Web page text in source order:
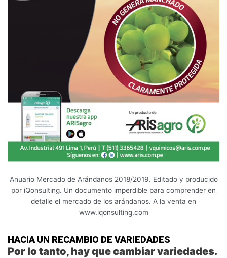
Anuario Mercado de Arándanos 2018/2019. Editado y producido
por iQonsulting. Un documento imperdible para comprender en
detalle el mercado de los arándanos. A la venta en
www.iqonsulting.com
HACIA UN RECAMBIO DE VARIEDADES
Por lo tanto, hay que cambiar variedades.